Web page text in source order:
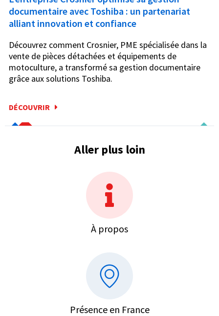
documentaire avec Toshiba : un partenariat
alliant innovation et confiance
Découvrez comment Crosnier, PME spécialisée dans la
vente de pièces détachées et équipements de
motoculture, a transformé sa gestion documentaire
grâce aux solutions Toshiba.
DÉCOUVRIR
Aller plus loin
À propos
Présence en France